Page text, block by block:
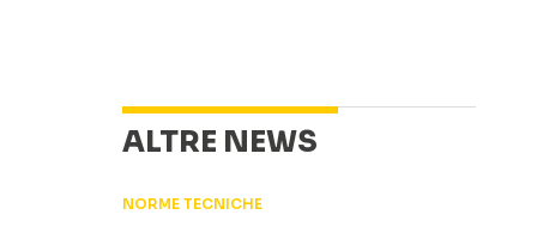
ALTRE NEWS
NORME TECNICHE